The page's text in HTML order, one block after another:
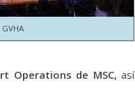
GVHA
Operations de MSC, así